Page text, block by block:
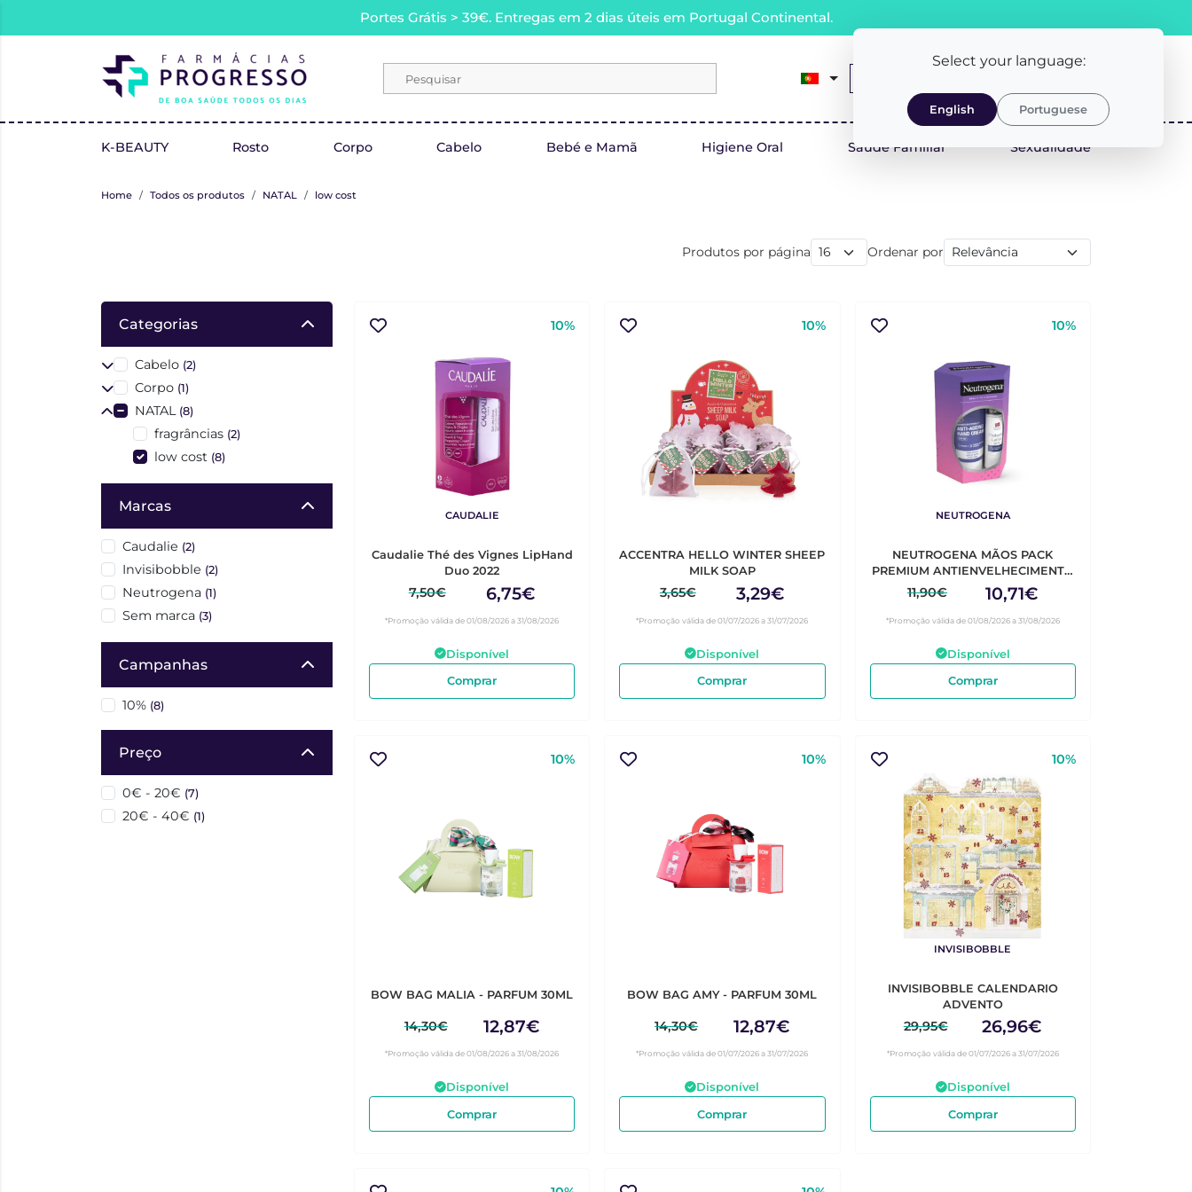
Select your language:
English Portuguese
Portes Grátis > 39€. Entregas em 2 dias úteis em Portugal Continental.
Pesquisar
0
K-BEAUTY Rosto Corpo Cabelo Bebé e Mamã Higiene Oral Saúde Familiar Sexualidade
Home Todos os produtos NATAL low cost
Produtos por página Ordenar por
Categorias
Cabelo (2)
Corpo (1)
NATAL (8)
fragrâncias (2)
low cost (8)
Marcas
Caudalie (2)
Invisibobble (2)
Neutrogena (1)
Sem marca (3)
Campanhas
10% (8)
Preço
0€ - 20€ (7)
20€ - 40€ (1)
10%
CAUDALIE
Caudalie Thé des Vignes LipHand
Duo 2022
7,50€ 6,75€
*Promoção válida de 01/08/2026 a 31/08/2026
Disponível
Comprar
10%
ACCENTRA HELLO WINTER SHEEP
MILK SOAP
3,65€ 3,29€
*Promoção válida de 01/07/2026 a 31/07/2026
Disponível
Comprar
10%
NEUTROGENA
NEUTROGENA MÃOS PACK
PREMIUM ANTIENVELHECIMENTO
+ OFERTA STICK LAB SPF20
11,90€ 10,71€
*Promoção válida de 01/08/2026 a 31/08/2026
Disponível
Comprar
10%
BOW BAG MALIA - PARFUM 30ML
14,30€ 12,87€
*Promoção válida de 01/08/2026 a 31/08/2026
Disponível
Comprar
10%
BOW BAG AMY - PARFUM 30ML
14,30€ 12,87€
*Promoção válida de 01/07/2026 a 31/07/2026
Disponível
Comprar
10%
INVISIBOBBLE
INVISIBOBBLE CALENDARIO
ADVENTO
29,95€ 26,96€
*Promoção válida de 01/07/2026 a 31/07/2026
Disponível
Comprar